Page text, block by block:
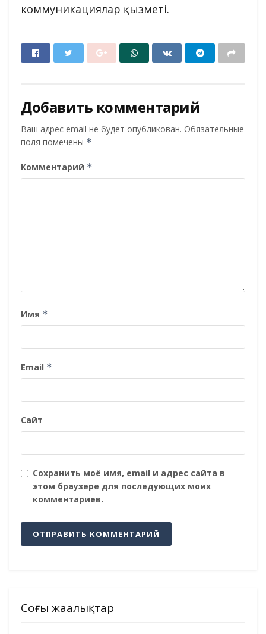
коммуникациялар қызметі.
Добавить комментарий
Ваш адрес email не будет опубликован. Обязательные
поля помечены *
Комментарий *
Имя *
Email *
Сайт
Сохранить моё имя, email и адрес сайта в
этом браузере для последующих моих
комментариев.
Соңғы жаңалықтар